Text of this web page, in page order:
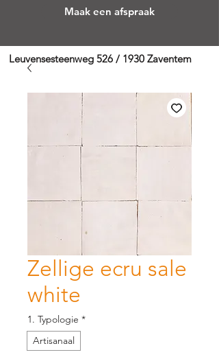
Maak een afspraak
Leuvensesteenweg 526 / 1930 Zaventem
Zellige ecru sale
white
1. Typologie *
Artisanaal